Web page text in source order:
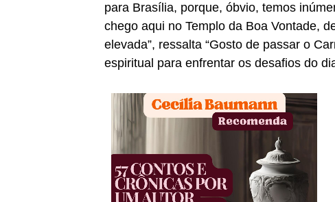
para Brasília, porque, óbvio, temos
chego aqui no Templo da Boa Vontade,
elevada”, ressalta “Gosto de passar o
espiritual para enfrentar os desafios do